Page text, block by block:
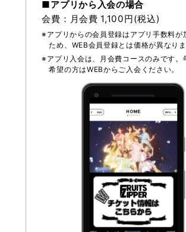
■アプリから入会の場合
会費：月会費 1,100円(税込)
※アプリからの会員登録はアプリ手数料が
ため、WEB会員登録とは価格が異なりま
※アプリ入会は、月会費コースのみです。
希望の方はWEBからご入会ください。